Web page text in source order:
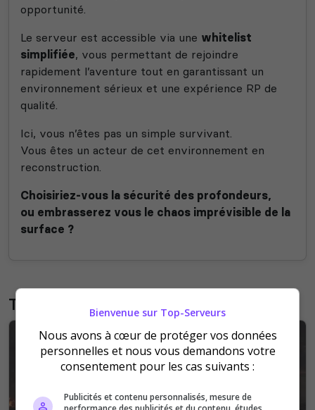
opportunité.
Le serveur est accessible via une whitelist
simplifiée, vous permettant de rejoindre
rapidement l’aventure tout en garantissant un
environnement sérieux et une expérience RP de
qualité.
Ici, vous n’êtes pas un simple survivant.
Vous êtes un acteur de cet environnement en
reconstruction.
Choisiriez-vous la sécurité des profondeurs,
ou embrasserez vous le chaos imprévisible de la
surface ?
Trailer Bienvenue sur Top-Serveurs
Nous avons à cœur de protéger vos données
personnelles et nous vous demandons votre
consentement pour les cas suivants :
Publicités et contenu personnalisés, mesure de